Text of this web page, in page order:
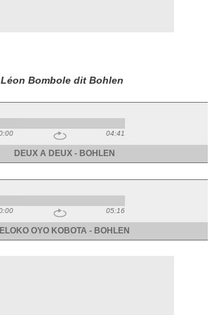
Léon Bombole dit Bohlen